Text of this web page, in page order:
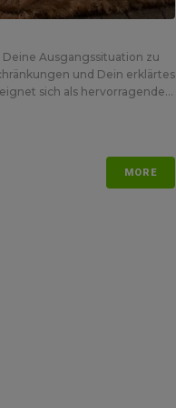
Ausgangssituation zu
und Dein erklärtes
sich als hervorragende...
MORE